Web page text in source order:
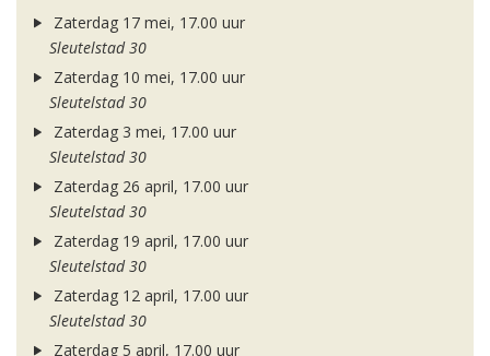
Zaterdag 17 mei, 17.00 uur
Sleutelstad 30
Zaterdag 10 mei, 17.00 uur
Sleutelstad 30
Zaterdag 3 mei, 17.00 uur
Sleutelstad 30
Zaterdag 26 april, 17.00 uur
Sleutelstad 30
Zaterdag 19 april, 17.00 uur
Sleutelstad 30
Zaterdag 12 april, 17.00 uur
Sleutelstad 30
Zaterdag 5 april, 17.00 uur